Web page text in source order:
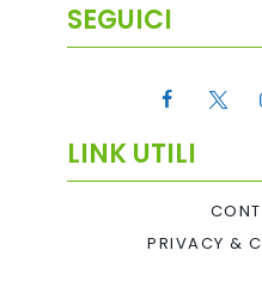
SEGUICI
LINK UTILI
PRIVACY &